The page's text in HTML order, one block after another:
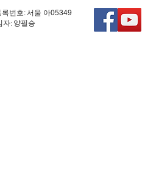
번호: 서울 아05349
: 양필승